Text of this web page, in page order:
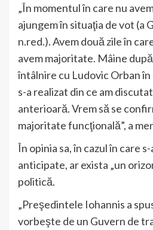
„În momentul în care nu
ajungem în situaţia de vot (a
n.red.). Avem două zile în
avem majoritate. Mâine
întâlnire cu Ludovic Orban în
s-a realizat din ce am
anterioară. Vrem să se
majoritate funcţională”, a
În opinia sa, în cazul în care
anticipate, ar exista „un
politică.
„Preşedintele Iohannis a
vorbeşte de un Guvern de